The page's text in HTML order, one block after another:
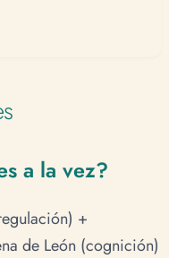
a la vez?
+
de León (cognición)